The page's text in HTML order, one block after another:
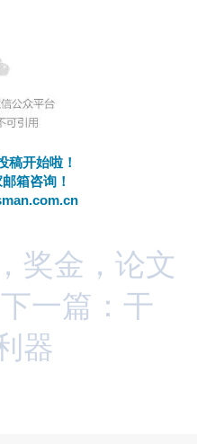
稿开始啦！
箱咨询！
奖金，论文
下一篇：干
器